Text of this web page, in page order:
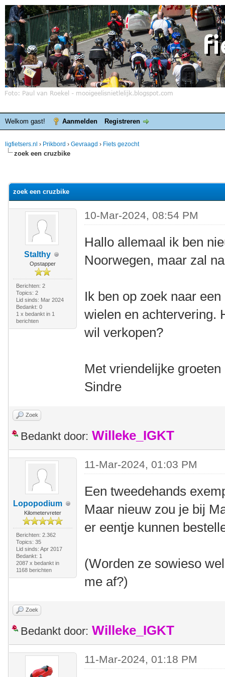
Welkom gast! Aanmelden Registreren
ligfietsers.nl › Prikbord › Gevraagd › Fiets gezocht
zoek een cruzbike
zoek een cruzbike
Stalthy
Opstapper
Berichten: 2
Topics: 2
Lid sinds: Mar 2024
Bedankt: 0
1 x bedankt in 1
berichten
10-Mar-2024, 08:54 PM
Hallo allemaal ik ben
Noorwegen, maar zal
Ik ben op zoek naar
wielen en achtervering.
wil verkopen?
Met vriendelijke groeten
Sindre
Zoek
Bedankt door: Willeke_IGKT
Lopopodium
Kilometervreter
Berichten: 2.362
Topics: 35
Lid sinds: Apr 2017
Bedankt: 1
2087 x bedankt in
1168 berichten
11-Mar-2024, 01:03 PM
Een tweedehands
Maar nieuw zou je bij
er eentje kunnen
(Worden ze sowieso
me af?)
Zoek
Bedankt door: Willeke_IGKT
11-Mar-2024, 01:18 PM